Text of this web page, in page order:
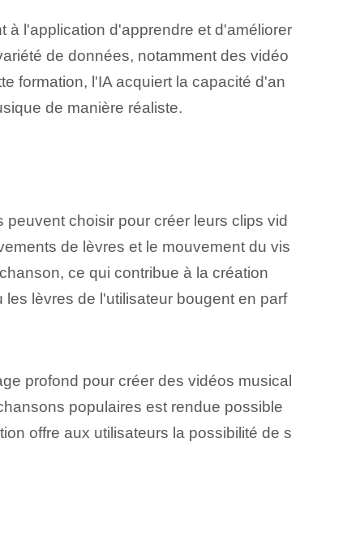
à l'application d'apprendre et d'améliorer
de données, notamment des vidéo
formation, l'IA acquiert la capacité d'an
de manière réaliste.
choisir pour créer leurs clips vid
de lèvres et le mouvement du vis
ce qui contribue à la création
lèvres de l'utilisateur bougent en parf
profond⁤ pour créer des vidéos musical
populaires est rendue possible
offre aux utilisateurs la possibilité de s